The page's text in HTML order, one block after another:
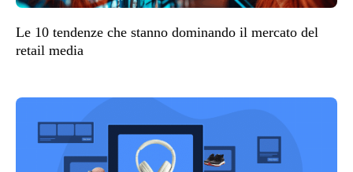
Le 10 tendenze che stanno dominando il mercato del
retail media